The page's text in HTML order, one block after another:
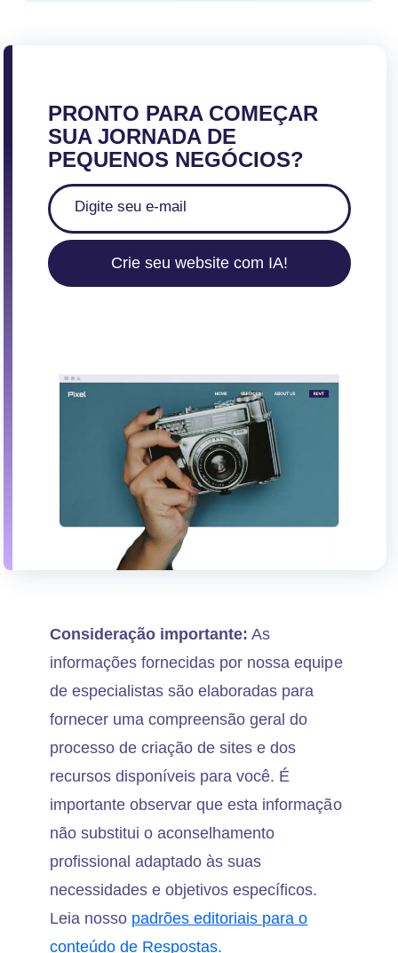
PRONTO PARA COMEÇAR
SUA JORNADA DE
PEQUENOS NEGÓCIOS?
Crie seu website com IA!
Consideração importante: As
informações fornecidas por nossa equipe
de especialistas são elaboradas para
fornecer uma compreensão geral do
processo de criação de sites e dos
recursos disponíveis para você. É
importante observar que esta informação
não substitui o aconselhamento
profissional adaptado às suas
necessidades e objetivos específicos.
Leia nosso padrões editoriais para o
conteúdo de Respostas.